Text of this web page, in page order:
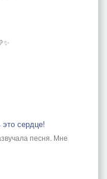
сердце!
песня. Мне